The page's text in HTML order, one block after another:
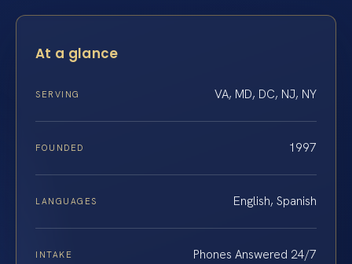
At a glance
SERVING VA, MD, DC, NJ, NY
FOUNDED 1997
LANGUAGES English, Spanish
INTAKE Phones Answered 24/7